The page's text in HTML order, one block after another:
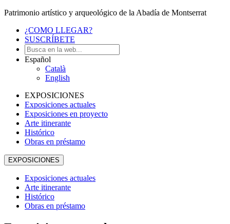
Patrimonio artístico y arqueológico de la Abadía de Montserrat
¿COMO LLEGAR?
SUSCRÍBETE
Español
Català
English
EXPOSICIONES
Exposiciones actuales
Exposiciones en proyecto
Arte itinerante
Histórico
Obras en préstamo
EXPOSICIONES
Exposiciones actuales
Arte itinerante
Histórico
Obras en préstamo